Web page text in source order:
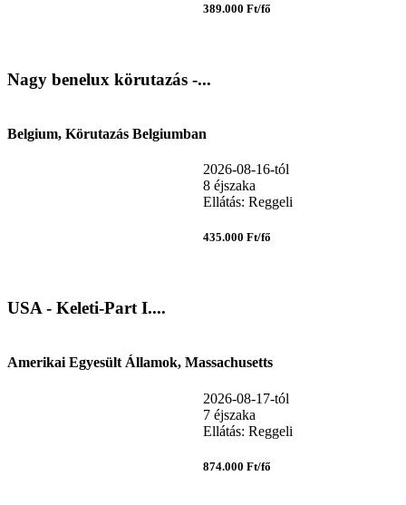
389.000 Ft/fő
Nagy benelux körutazás -...
Belgium, Körutazás Belgiumban
2026-08-16-tól
8 éjszaka
Ellátás: Reggeli
435.000 Ft/fő
USA - Keleti-Part I....
Amerikai Egyesült Államok, Massachusetts
2026-08-17-tól
7 éjszaka
Ellátás: Reggeli
874.000 Ft/fő